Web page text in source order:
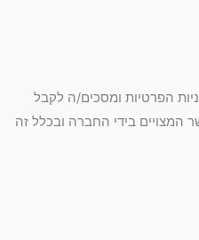
הפרטיות ומסכים/ה לקבל
המצויים בידי החברה ובכלל זה